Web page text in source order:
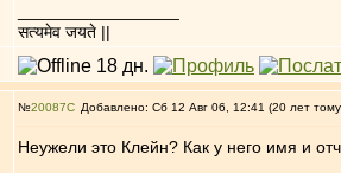
सत्यमेव जयते ||
№20087 Добавлено: Сб 12 Авг 06, 12:41 (20 лет
Неужели это Клейн? Как у него имя и